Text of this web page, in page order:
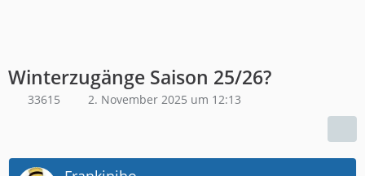
Winterzugänge Saison 25/26?
33615 2. November 2025 um 12:13